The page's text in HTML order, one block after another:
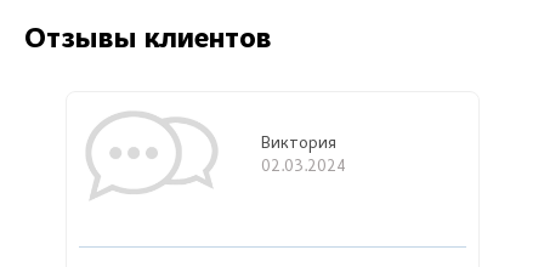
Отзывы клиентов
Виктория
02.03.2024